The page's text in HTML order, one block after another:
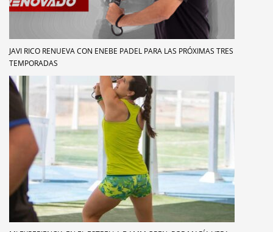
JAVI RICO RENUEVA CON ENEBE PADEL PARA LAS PRÓXIMAS TRES
TEMPORADAS